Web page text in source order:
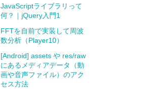
JavaScriptライブラリって
何？｜jQuery入門1
FFTを自前で実装して周波
数分析（Player10）
[Android] assets や res/raw
にあるメディアデータ（動
画や音声ファイル）のアク
セス方法